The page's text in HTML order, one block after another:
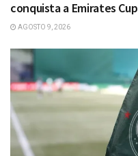
conquista a Emirates Cup
AGOSTO 9, 2026